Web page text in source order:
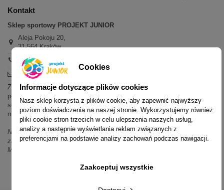
Kontakt
Sklep sportowy PROJEKT JUNIOR
Aleja Pokoju 20,
31-564 Kraków
+48 600 779 897
sklep@projektjunior.pl
Zapraszamy do sklepu stacjonarnego:
poniedziałek - piątek: 11.00-19.00
sobota: 10.00-14.00
niedziela (każda): nieczynne
Nie odpowiadamy na wiadomości SMS. W sprawach dotyczących
zamówień i oferty prosimy o kontakt mailowy, telefoniczny lub przez
Messenger.
Cookies
Informacje dotyczące plików cookies
Nasz sklep korzysta z plików cookie, aby zapewnić najwyższy
poziom doświadczenia na naszej stronie. Wykorzystujemy również
pliki cookie stron trzecich w celu ulepszenia naszych usług,
analizy a następnie wyświetlania reklam związanych z
preferencjami na podstawie analizy zachowań podczas nawigacji.
Zaakceptuj wszystkie